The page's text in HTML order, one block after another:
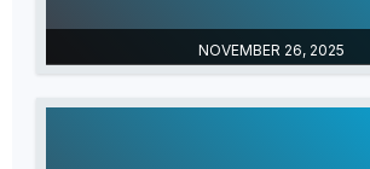
NOVEMBER 26, 2025